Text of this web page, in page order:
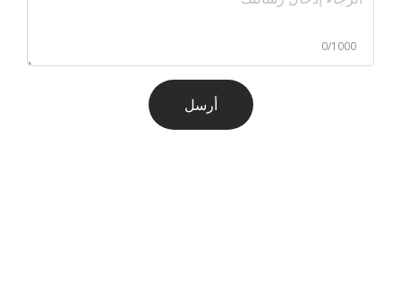
أرسل